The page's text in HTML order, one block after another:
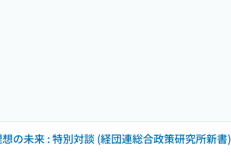
の未来 : 特別対談 (経団連総合政策研究所新書)